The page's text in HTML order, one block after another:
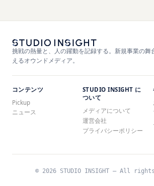
挑戦の熱量と、人の躍動を記録する。新規事業の舞
えるオウンドメディア。
コンテンツ
Pickup
ニュース
STUDIO INSIGHT に
ついて
メディアについて
運営会社
プライバシーポリシー
© 2026 STUDIO INSIGHT — All